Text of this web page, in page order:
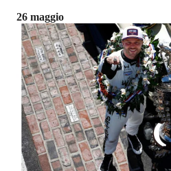
26 maggio